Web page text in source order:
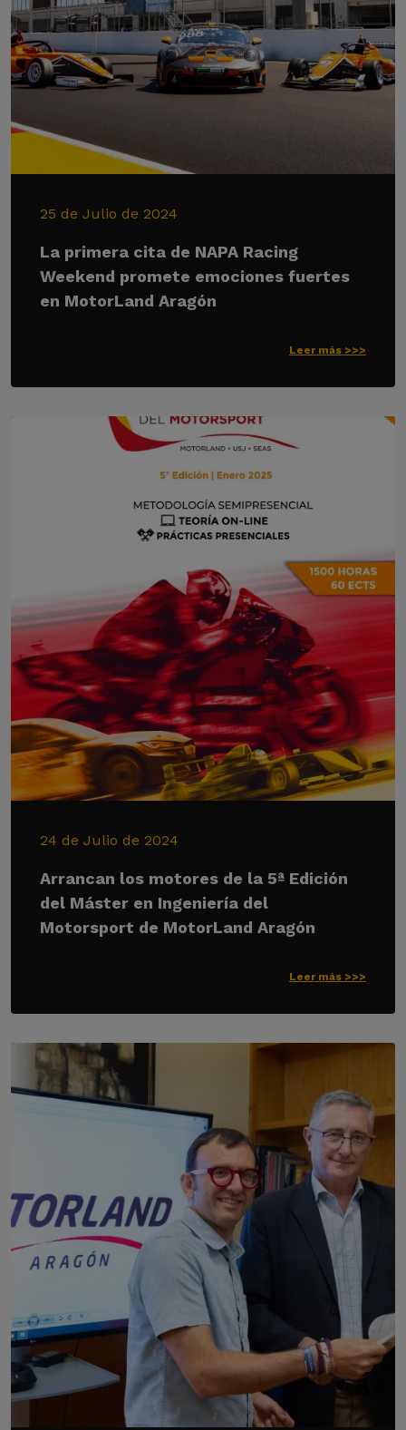
25 de Julio de 2024
La primera cita de NAPA Racing
Weekend promete emociones fuertes
en MotorLand Aragón
Leer más >>>
24 de Julio de 2024
Arrancan los motores de la 5ª Edición
del Máster en Ingeniería del
Motorsport de MotorLand Aragón
Leer más >>>